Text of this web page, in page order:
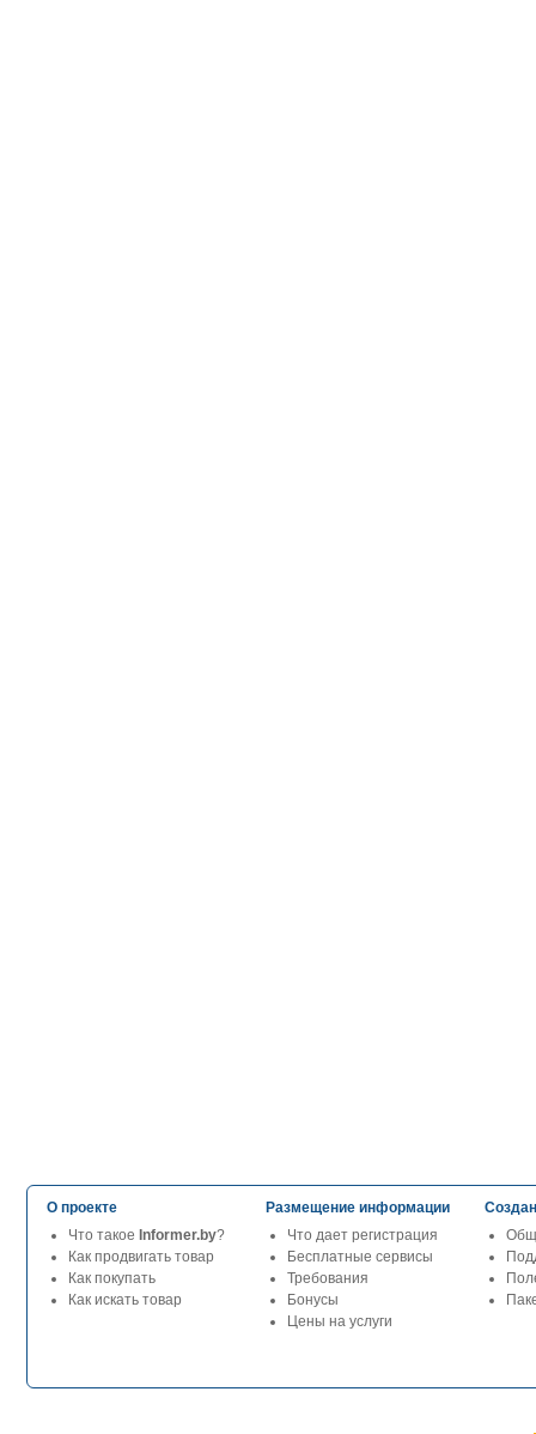
О проекте
Что такое Informer.by?
Как продвигать товар
Как покупать
Как искать товар
Размещение информации
Что дает регистрация
Бесплатные сервисы
Требования
Бонусы
Цены на услуги